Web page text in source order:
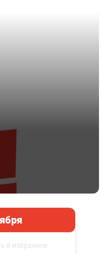
в избранное